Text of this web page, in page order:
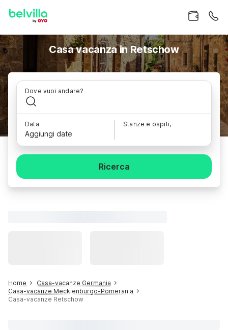
Casa vacanza in Retschow
Dove vuoi andare?
Data
Aggiungi date
Stanze e ospiti,
Ricerca
Home
Casa-vacanze Germania
Casa-vacanze Mecklenburgo-Pomerania
Casa-vacanze Retschow